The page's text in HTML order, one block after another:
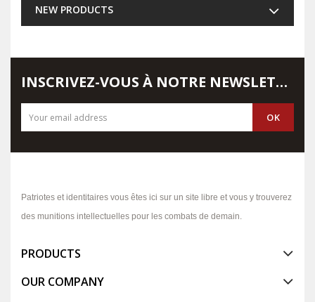
NEW PRODUCTS
INSCRIVEZ-VOUS À NOTRE NEWSLETTER
Patriotes et identitaires vous êtes ici sur un site libre et vous y trouverez
des munitions intellectuelles pour les combats de demain.
PRODUCTS
OUR COMPANY